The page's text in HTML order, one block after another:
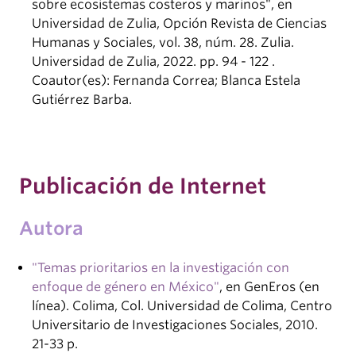
sobre ecosistemas costeros y marinos", en
Universidad de Zulia, Opción Revista de Ciencias
Humanas y Sociales, vol. 38, núm. 28. Zulia.
Universidad de Zulia, 2022. pp. 94 - 122 .
Coautor(es): Fernanda Correa; Blanca Estela
Gutiérrez Barba.
Publicación de Internet
Autora
"Temas prioritarios en la investigación con
enfoque de género en México", en GenEros (en
línea). Colima, Col. Universidad de Colima, Centro
Universitario de Investigaciones Sociales, 2010.
21-33 p.